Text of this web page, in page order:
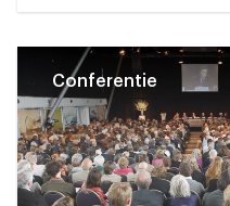
Conferentie